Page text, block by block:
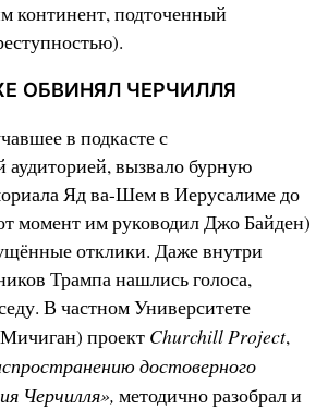
континент, подточенный
ОБВИНЯЛ ЧЕРЧИЛЛЯ
в подкасте с
вызвало бурную
Яд ва-Шем в Иерусалиме до
момент им руководил Джо Байден)
отклики. Даже внутри
Трампа нашлись голоса,
В частном Университете
проект Churchill Project,
достоверного
Черчилля», методично разобрал и